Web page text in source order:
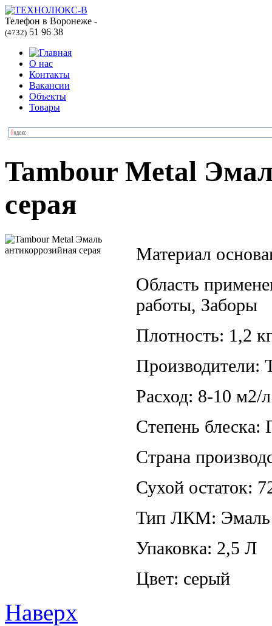
Телефон в Воронеже -
(4732) 51 96 38
О нас
Контакты
Вакансии
Объекты
Товары
Tambour Metal
серая
Материал
Область
работы, Заборы
Плотность: 1,2
Производители:
Расход: 8-10 м2/л
Степень блеска:
Страна
Сухой остаток:
Тип ЛКМ: Эмаль
Упаковка: 2,5 Л
Цвет: серый
Наверх